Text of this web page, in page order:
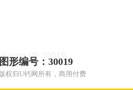
形编号：30019
权归U钙网所有，商用付费